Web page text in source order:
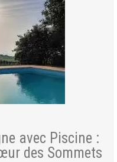
avec Piscine :
des Sommets